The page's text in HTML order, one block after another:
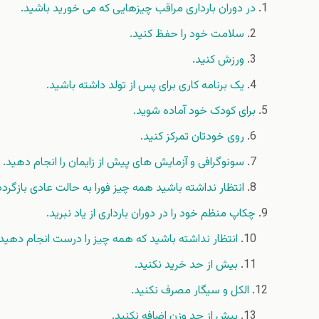
در دوران بارداری مراقب چیزهایی که می خورید باشید.
سلامت خود را حفظ کنید.
ورزش کنید.
یک برنامه کاری برای پس از تولد داشته باشید.
برای کودک خود آماده شوید.
روی خودتان تمرکز کنید.
سونوگرافی و آزمایش های پیش از زایمان را انجام دهید.
انتظار نداشته باشید همه چیز فورا به حالت عادی
چکاپ منظم خود را در دوران بارداری از یاد نبرید.
انتظار نداشته باشید که همه چیز را درست انجام
بیش از حد خرید نکنید.
الکل و سیگار مصرف نکنید.